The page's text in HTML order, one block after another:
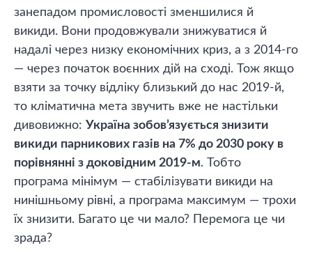
занепадом промисловості зменшилися й
викиди. Вони продовжували знижуватися й
надалі через низку економічних криз, а з 2014-го
— через початок воєнних дій на сході. Тож якщо
взяти за точку відліку близький до нас 2019-й,
то кліматична мета звучить вже не настільки
дивовижно: Україна зобов’язується знизити
викиди парникових газів на 7% до 2030 року в
порівнянні з доковідним 2019-м. Тобто
програма мінімум — стабілізувати викиди на
нинішньому рівні, а програма максимум — трохи
їх знизити. Багато це чи мало? Перемога це чи
зрада?